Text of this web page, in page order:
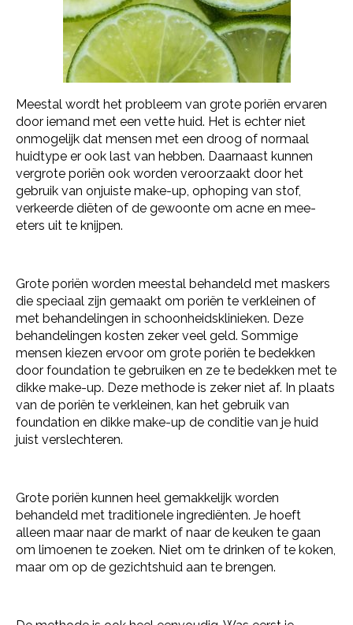
Meestal wordt het probleem van grote poriën ervaren
door iemand met een vette huid. Het is echter niet
onmogelijk dat mensen met een droog of normaal
huidtype er ook last van hebben. Daarnaast kunnen
vergrote poriën ook worden veroorzaakt door het
gebruik van onjuiste make-up, ophoping van stof,
verkeerde diëten of de gewoonte om acne en mee-
eters uit te knijpen.
Grote poriën worden meestal behandeld met maskers
die speciaal zijn gemaakt om poriën te verkleinen of
met behandelingen in schoonheidsklinieken. Deze
behandelingen kosten zeker veel geld. Sommige
mensen kiezen ervoor om grote poriën te bedekken
door foundation te gebruiken en ze te bedekken met te
dikke make-up. Deze methode is zeker niet af. In plaats
van de poriën te verkleinen, kan het gebruik van
foundation en dikke make-up de conditie van je huid
juist verslechteren.
Grote poriën kunnen heel gemakkelijk worden
behandeld met traditionele ingrediënten. Je hoeft
alleen maar naar de markt of naar de keuken te gaan
om limoenen te zoeken. Niet om te drinken of te koken,
maar om op de gezichtshuid aan te brengen.